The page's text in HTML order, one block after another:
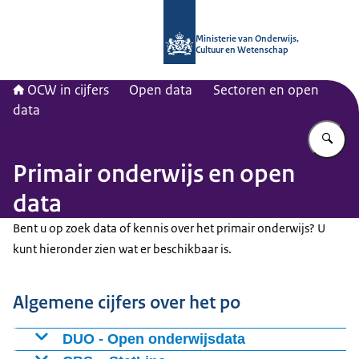
Ministerie van Onderwijs,
Cultuur en Wetenschap
OCW in cijfers Open data
Sectoren en open
data
Primair onderwijs en open
data
Bent u op zoek data of kennis over het primair onderwijs? U
kunt hieronder zien wat er beschikbaar is.
Algemene cijfers over het po
DUO - Open onderwijsdata